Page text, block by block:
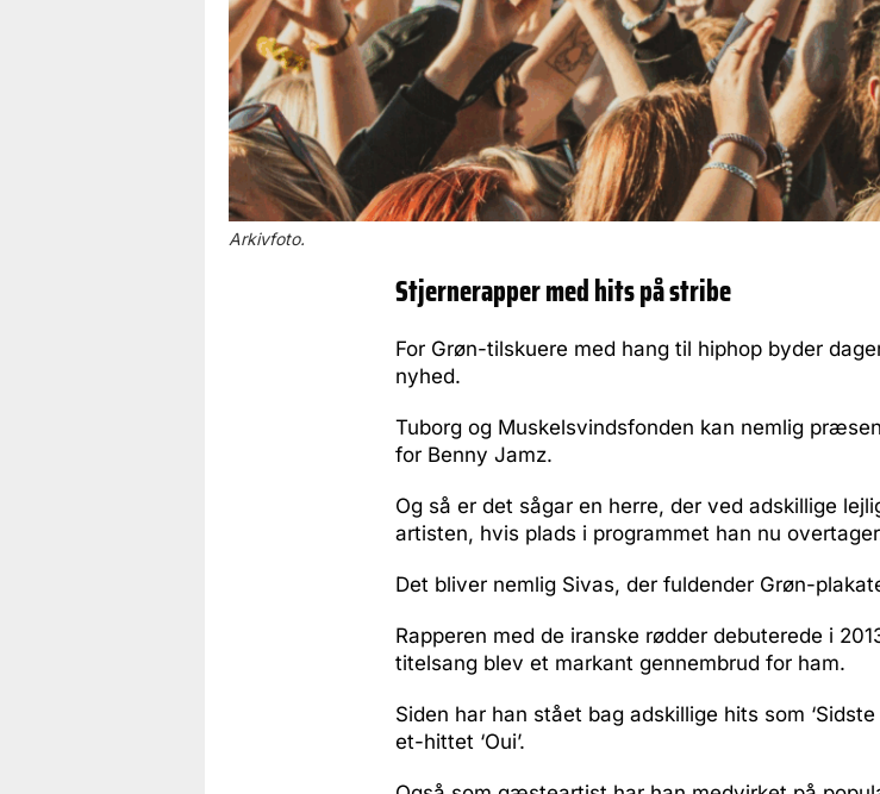
Arkivfoto.
Stjernerapper med hits på stribe
For Grøn-tilskuere med hang til hiphop byder
nyhed.
Tuborg og Muskelsvindsfonden kan nemlig
for Benny Jamz.
Og så er det sågar en herre, der ved adskillige
artisten, hvis plads i programmet han nu
Det bliver nemlig Sivas, der fuldender Grøn-
Rapperen med de iranske rødder debuterede i
titelsang blev et markant gennembrud for ham.
Siden har han stået bag adskillige hits som ‘Sidste
et-hittet ‘Oui’.